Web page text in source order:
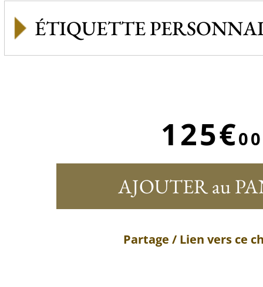
ÉTIQUETTE
125€00
AJOUTER au
Partage / Lien vers ce